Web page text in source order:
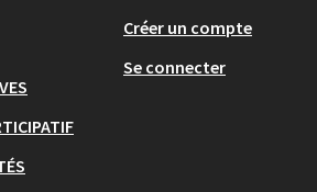
Créer un compte
Se connecter